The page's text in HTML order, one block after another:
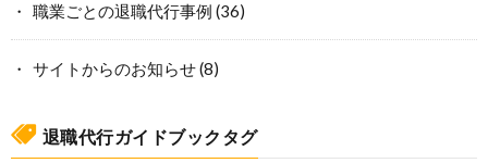
職業ごとの退職代行事例 (36)
サイトからのお知らせ(8)
退職代行ガイドブックタグ